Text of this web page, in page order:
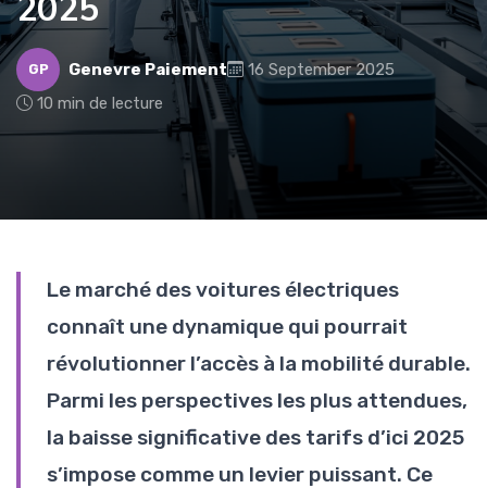
GP Genevre Paiement
16 September 2025
10 min de lecture
Le marché des voitures électriques
connaît une dynamique qui pourrait
révolutionner l’accès à la mobilité durable.
Parmi les perspectives les plus attendues,
la baisse significative des tarifs d’ici 2025
s’impose comme un levier puissant. Ce